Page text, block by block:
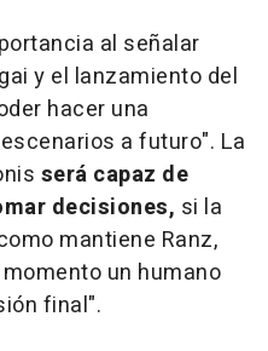
al señalar
y el lanzamiento del
hacer una
a futuro". La
será capaz de
decisiones, si la
mantiene Ranz,
un humano
final".